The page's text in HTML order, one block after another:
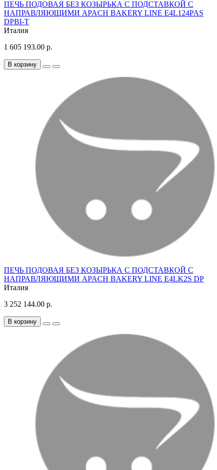
ПЕЧЬ ПОДОВАЯ БЕЗ КОЗЫРЬКА С ПОДСТАВКОЙ С
НАПРАВЛЯЮЩИМИ APACH BAKERY LINE E4L124PAS
DPBI-T
Италия
1 605 193.00 р.
В корзину
ПЕЧЬ ПОДОВАЯ БЕЗ КОЗЫРЬКА С ПОДСТАВКОЙ С
НАПРАВЛЯЮЩИМИ APACH BAKERY LINE E4LK2S DP
Италия
3 252 144.00 р.
В корзину